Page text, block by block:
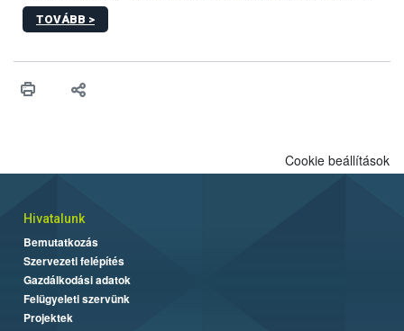
engedélyokiratát módosította, így azok a szüretet követően,
egészen a vesszőérettség (BBCH 91) stádiumáig
érésű szőlőkben is legyen lehetőség a károsító elleni további
felhasználók számára is elérhető és ökológiai termesztésben is
TOVÁBB >
Cookie beállítások
Hivatalunk
Bemutatkozás
Szervezeti felépítés
Gazdálkodási adatok
Felügyeleti szervünk
Projektek